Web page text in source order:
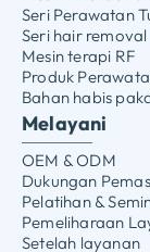
Seri Perawatan
Seri hair removal
Mesin terapi RF
Produk
Bahan habis
Melayani
OEM & ODM
Dukungan
Pelatihan &
Pemeliharaan
Setelah layanan